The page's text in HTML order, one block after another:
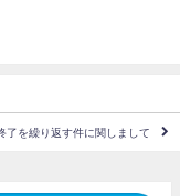
了を繰り返す件に関しまして